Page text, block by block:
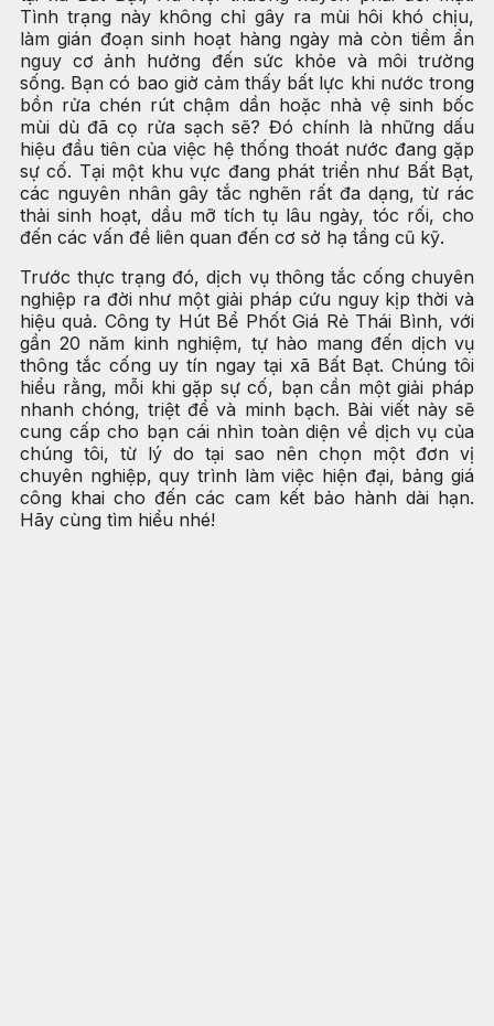
Tình trạng này không chỉ gây ra mùi hôi khó chịu,
làm gián đoạn sinh hoạt hàng ngày mà còn tiềm ẩn
nguy cơ ảnh hưởng đến sức khỏe và môi trường
sống. Bạn có bao giờ cảm thấy bất lực khi nước trong
bồn rửa chén rút chậm dần hoặc nhà vệ sinh bốc
mùi dù đã cọ rửa sạch sẽ? Đó chính là những dấu
hiệu đầu tiên của việc hệ thống thoát nước đang gặp
sự cố. Tại một khu vực đang phát triển như Bất Bạt,
các nguyên nhân gây tắc nghẽn rất đa dạng, từ rác
thải sinh hoạt, dầu mỡ tích tụ lâu ngày, tóc rối, cho
đến các vấn đề liên quan đến cơ sở hạ tầng cũ kỹ.
Trước thực trạng đó, dịch vụ thông tắc cống chuyên
nghiệp ra đời như một giải pháp cứu nguy kịp thời và
hiệu quả. Công ty Hút Bể Phốt Giá Rẻ Thái Bình, với
gần 20 năm kinh nghiệm, tự hào mang đến dịch vụ
thông tắc cống uy tín ngay tại xã Bất Bạt. Chúng tôi
hiểu rằng, mỗi khi gặp sự cố, bạn cần một giải pháp
nhanh chóng, triệt để và minh bạch. Bài viết này sẽ
cung cấp cho bạn cái nhìn toàn diện về dịch vụ của
chúng tôi, từ lý do tại sao nên chọn một đơn vị
chuyên nghiệp, quy trình làm việc hiện đại, bảng giá
công khai cho đến các cam kết bảo hành dài hạn.
Hãy cùng tìm hiểu nhé!